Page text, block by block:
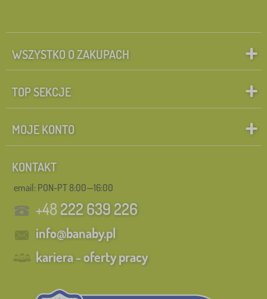
WSZYSTKO O ZAKUPACH
TOP SEKCJE
MOJE KONTO
KONTAKT
email: PON-PT 8:00—16:00
+48222 639 226
info@banaby.pl
kariera - oferty pracy